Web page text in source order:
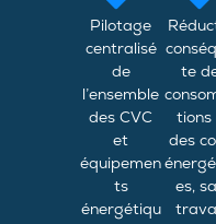
Pilotage
centralisé
de
l’ensemble
des CVC
et
équipemen
ts
énergétiqu
te
tions
des
es,